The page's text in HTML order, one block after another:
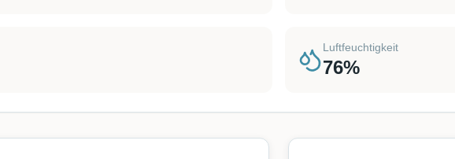
Luftfeuchtigkeit
76%